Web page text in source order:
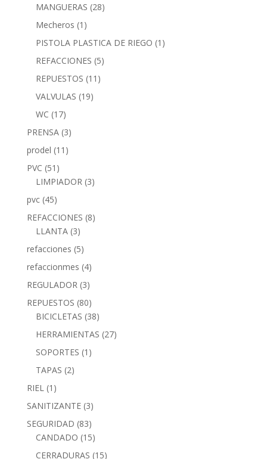
MANGUERAS (28)
Mecheros (1)
PISTOLA PLASTICA DE RIEGO (1)
REFACCIONES (5)
REPUESTOS (11)
VALVULAS (19)
WC (17)
PRENSA (3)
prodel (11)
PVC (51)
LIMPIADOR (3)
pvc (45)
REFACCIONES (8)
LLANTA (3)
refacciones (5)
refaccionmes (4)
REGULADOR (3)
REPUESTOS (80)
BICICLETAS (38)
HERRAMIENTAS (27)
SOPORTES (1)
TAPAS (2)
RIEL (1)
SANITIZANTE (3)
SEGURIDAD (83)
CANDADO (15)
CERRADURAS (15)